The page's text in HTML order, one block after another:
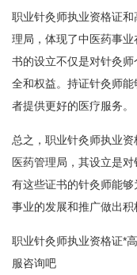
职业针灸师执业资格证
理局，体现了中医药事
书的设立不仅是对针灸
全和权益。持证针灸师
者提供更好的医疗服务。
总之，职业针灸师执业
医药管理局，其设立是
有这些证书的针灸师能
事业的发展和推广做出积
职业针灸师执业资格证*
服咨询吧